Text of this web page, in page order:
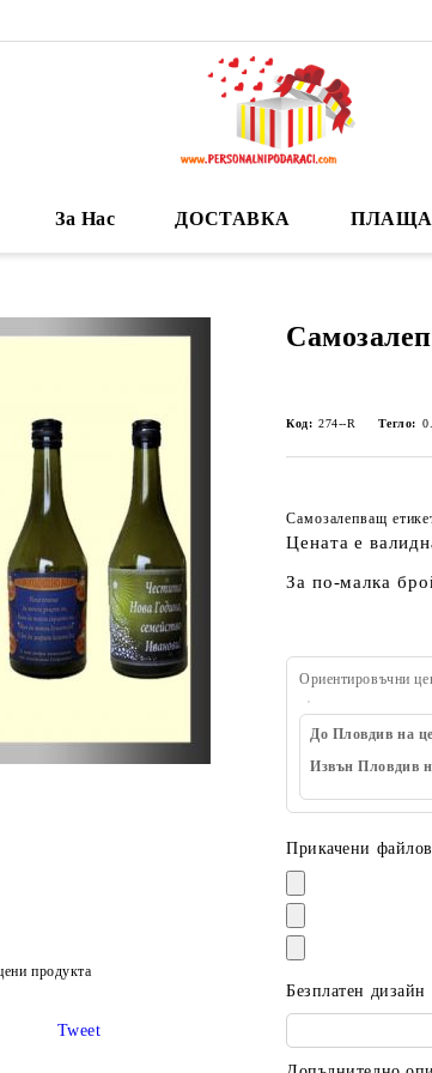
За Нас ДОСТАВКА
Код: 274--R Тегло:
Самозалепващ
Цената е
За по-малка
Ориентировъчни
До Пловдив на
Извън Пловдив
Прикачени
Безплатен
продукта
Tweet